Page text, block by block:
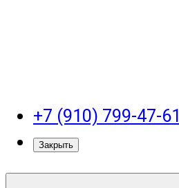
+7 (910) 799-47-61
Закрыть